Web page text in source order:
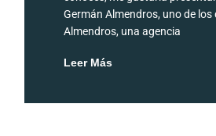
Germán Almendros, uno de los
Almendros, una agencia
Leer Más